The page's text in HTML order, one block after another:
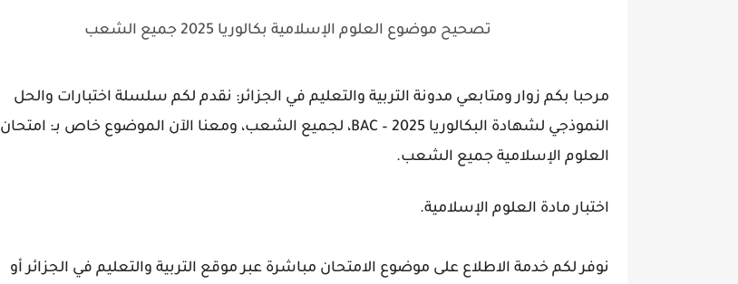
تصحيح موضوع العلوم الإسلامية بكالوريا 2025 جميع الشعب
مرحبا بكم زوار ومتابعي مدونة التربية والتعليم في الجزائر: نقدم لكم سلسلة اختبارات والحل
النموذجي لشهادة البكالوريا 2025 – BAC، لجميع الشعب، ومعنا الآن الموضوع خاص بـ: امتحان
العلوم الإسلامية جميع الشعب.
اختبار مادة العلوم الإسلامية.
نوفر لكم خدمة الاطلاع على موضوع الامتحان مباشرة عبر موقع التربية والتعليم في الجزائر أو